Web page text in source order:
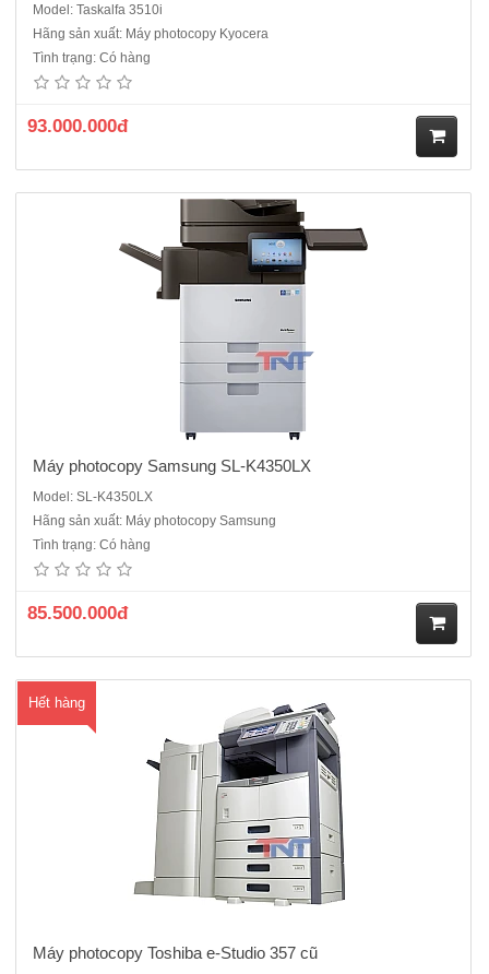
Model: Taskalfa 3510i
Hãng sản xuất: Máy photocopy Kyocera
Tình trạng: Có hàng
93.000.000đ
Samsung cho chất lượng hình ảnh và bản in Sắc nét hơn. Bên cạnh
đó, mực của máy photocopy A3 Samsung SL-K4350LX là loại mực
Máy photocopy Samsung SL-K4350LX
Model: SL-K4350LX
Hãng sản xuất: Máy photocopy Samsung
Tình trạng: Có hàng
85.500.000đ
Hết hàng
mạng/scan màu- Màn hình điều khiển LCD màu rộng 8,5 inch với các
biểu tượng lớn- Khổ giấy sao chụp: A3 – A5.- Tốc độ copy - in: 35
Máy photocopy Toshiba e-Studio 357 cũ